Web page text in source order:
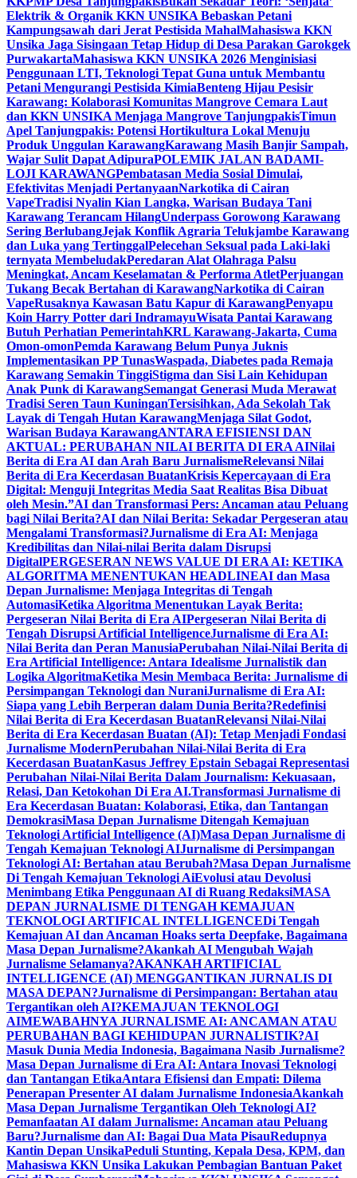
Elektrik & Organik KKN UNSIKA Bebaskan Petani
Kampungsawah dari Jerat Pestisida MahalMahasiswa KKN
Unsika Jaga Sisingaan Tetap Hidup di Desa Parakan Garokgek
PurwakartaMahasiswa KKN UNSIKA 2026 Menginisiasi
Penggunaan LTI, Teknologi Tepat Guna untuk Membantu
Petani Mengurangi Pestisida KimiaBenteng Hijau Pesisir
Karawang: Kolaborasi Komunitas Mangrove Cemara Laut
dan KKN UNSIKA Menjaga Mangrove TanjungpakisTimun
Apel Tanjungpakis: Potensi Hortikultura Lokal Menuju
Produk Unggulan KarawangKarawang Masih Banjir Sampah,
Wajar Sulit Dapat AdipuraPOLEMIK JALAN BADAMI-
LOJI KARAWANGPembatasan Media Sosial Dimulai,
Efektivitas Menjadi PertanyaanNarkotika di Cairan
VapeTradisi Nyalin Kian Langka, Warisan Budaya Tani
Karawang Terancam HilangUnderpass Gorowong Karawang
Sering BerlubangJejak Konflik Agraria Telukjambe Karawang
dan Luka yang TertinggalPelecehan Seksual pada Laki-laki
ternyata MembeludakPeredaran Alat Olahraga Palsu
Meningkat, Ancam Keselamatan & Performa AtletPerjuangan
Tukang Becak Bertahan di KarawangNarkotika di Cairan
VapeRusaknya Kawasan Batu Kapur di KarawangPenyapu
Koin Harry Potter dari IndramayuWisata Pantai Karawang
Butuh Perhatian PemerintahKRL Karawang-Jakarta, Cuma
Omon-omonPemda Karawang Belum Punya Juknis
Implementasikan PP TunasWaspada, Diabetes pada Remaja
Karawang Semakin TinggiStigma dan Sisi Lain Kehidupan
Anak Punk di KarawangSemangat Generasi Muda Merawat
Tradisi Seren Taun KuninganTersisihkan, Ada Sekolah Tak
Layak di Tengah Hutan KarawangMenjaga Silat Godot,
Warisan Budaya KarawangANTARA EFISIENSI DAN
AKTUAL: PERUBAHAN NILAI BERITA DI ERA AINilai
Berita di Era AI dan Arah Baru JurnalismeRelevansi Nilai
Berita di Era Kecerdasan BuatanKrisis Kepercayaan di Era
Digital: Menguji Integritas Media Saat Realitas Bisa Dibuat
oleh Mesin.”AI dan Transformasi Pers: Ancaman atau Peluang
bagi Nilai Berita?AI dan Nilai Berita: Sekadar Pergeseran atau
Mengalami Transformasi?Jurnalisme di Era AI: Menjaga
Kredibilitas dan Nilai-nilai Berita dalam Disrupsi
DigitalPERGESERAN NEWS VALUE DI ERA AI: KETIKA
ALGORITMA MENENTUKAN HEADLINEAI dan Masa
Depan Jurnalisme: Menjaga Integritas di Tengah
AutomasiKetika Algoritma Menentukan Layak Berita:
Pergeseran Nilai Berita di Era AIPergeseran Nilai Berita di
Tengah Disrupsi Artificial IntelligenceJurnalisme di Era AI:
Nilai Berita dan Peran ManusiaPerubahan Nilai-Nilai Berita di
Era Artificial Intelligence: Antara Idealisme Jurnalistik dan
Logika AlgoritmaKetika Mesin Membaca Berita: Jurnalisme di
Persimpangan Teknologi dan NuraniJurnalisme di Era AI:
Siapa yang Lebih Berperan dalam Dunia Berita?Redefinisi
Nilai Berita di Era Kecerdasan BuatanRelevansi Nilai-Nilai
Berita di Era Kecerdasan Buatan (AI): Tetap Menjadi Fondasi
Jurnalisme ModernPerubahan Nilai-Nilai Berita di Era
Kecerdasan BuatanKasus Jeffrey Epstain Sebagai Representasi
Perubahan Nilai-Nilai Berita Dalam Journalism: Kekuasaan,
Relasi, Dan Ketokohan Di Era AI.Transformasi Jurnalisme di
Era Kecerdasan Buatan: Kolaborasi, Etika, dan Tantangan
DemokrasiMasa Depan Jurnalisme Ditengah Kemajuan
Teknologi Artificial Intelligence (AI)Masa Depan Jurnalisme di
Tengah Kemajuan Teknologi AIJurnalisme di Persimpangan
Teknologi AI: Bertahan atau Berubah?Masa Depan Jurnalisme
Di Tengah Kemajuan Teknologi AiEvolusi atau Devolusi
Menimbang Etika Penggunaan AI di Ruang RedaksiMASA
DEPAN JURNALISME DI TENGAH KEMAJUAN
TEKNOLOGI ARTIFICAL INTELLIGENCEDi Tengah
Kemajuan AI dan Ancaman Hoaks serta Deepfake, Bagaimana
Masa Depan Jurnalisme?Akankah AI Mengubah Wajah
Jurnalisme Selamanya?AKANKAH ARTIFICIAL
INTELLIGENCE (AI) MENGGANTIKAN JURNALIS DI
MASA DEPAN?Jurnalisme di Persimpangan: Bertahan atau
Tergantikan oleh AI?KEMAJUAN TEKNOLOGI
AIMEWABAHNYA JURNALISME AI: ANCAMAN ATAU
PERUBAHAN BAGI KEHIDUPAN JURNALISTIK?AI
Masuk Dunia Media Indonesia, Bagaimana Nasib Jurnalisme?
Masa Depan Jurnalisme di Era AI: Antara Inovasi Teknologi
dan Tantangan EtikaAntara Efisiensi dan Empati: Dilema
Penerapan Presenter AI dalam Jurnalisme IndonesiaAkankah
Masa Depan Jurnalisme Tergantikan Oleh Teknologi AI?
Pemanfaatan AI dalam Jurnalisme: Ancaman atau Peluang
Baru?Jurnalisme dan AI: Bagai Dua Mata PisauRedupnya
Kantin Depan UnsikaPeduli Stunting, Kepala Desa, KPM, dan
Mahasiswa KKN Unsika Lakukan Pembagian Bantuan Paket